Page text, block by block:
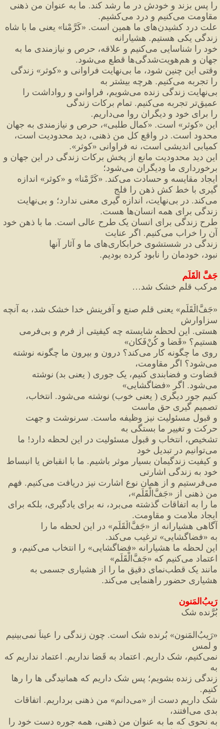
مقاومت میکنیم و درد میکشیم.
علت درد کشیدنهای ما همین است. «کَرَّمْنا»
زندگی یکی هستیم. هشیارانه
خود را شناسایی می
جهان و همهویتشدگیها قطع میشود.
وقتی این چنین شود، ما بینهایت فراوانی و «کوثر »
را تجربه میکنیم. هرچه بیشتر به
بینهایت زندگی زنده می
عمیقتر تجربه میکنیم. تمام برکات زندگی
را برای خود و دیگران روا می
این «کوثر » است. «کمال طلبی»، حرص و نیازمندی به جهان
کمیابی اندیشی است، نه فراوانی «کوثر »
.
برخورداری ما ودیگران میشود؛
ایجاد مقایسه و حسادت میکند. «کَرَّمْنا» و «کوثر »
گیری با خط کش ذهن را فلج
میکند. در بینهایت، اندازه گیری معنی ندارد؛ و بی
زندگی برای همه انسانها هست.
آن را خراب میکنیم. اگر عنایت
زندگی در شستشوی خرابکاری
نبود، خودمان را نابود کرده بودیم.
جَفَّ الْقَلَم
مرکب قلم خشک شد…
«جَفَّالْقَلَم»
سزاوارش
هستی. این لحظه شایسته چه کیفیتی از فرم و بی
هستیم؟ «قَضا و کُنْفَکان»
روی ما چگونه کار می
میشود؟ اگر مقاومت،
قضاوت و فضابندی کنیم، یک جوری ( یعنی بد)
میشود. اگر «فضاگشایی»
کنیم جور دیگری ( یعنی خوب) نوشته می
تصمیم گیری حق ماست
حرکت و تغییر ما بستگی به
تشخیص، انتخاب و قبول مسئولیت در این لحظه دارد!
میتوانیم در تبدیل خود
خود به زندگی اشارتی
میفرستیم و از همان نوع اشارت نیز دریافت می
من ذهنی از «جَفَّالْقَلَم»،
ما را به اتفاقات گذشته می
ایجاد ملامت و مقاومت.
آگاهی هشیارانه از «جَفَّالْقَلَم»
به «فضاگشایی» ترغیب میکند.
این لحظه ما هشیارانه «فضاگشایی» را انتخاب می
اعتماد میکنیم که «جَفَّالْقَلَم»
مانند یک قطب
هشیاری حضور راهنمایی میکند.
رَیبُ المَنون
بُرَّنده شک
«رَیبُالمَنون» بُرنده شک است. چون زندگی را عیناً نمی
و لمس
نمی
به
کنیم.
شک داریم دست از «میدانم»
بدی میافتند،